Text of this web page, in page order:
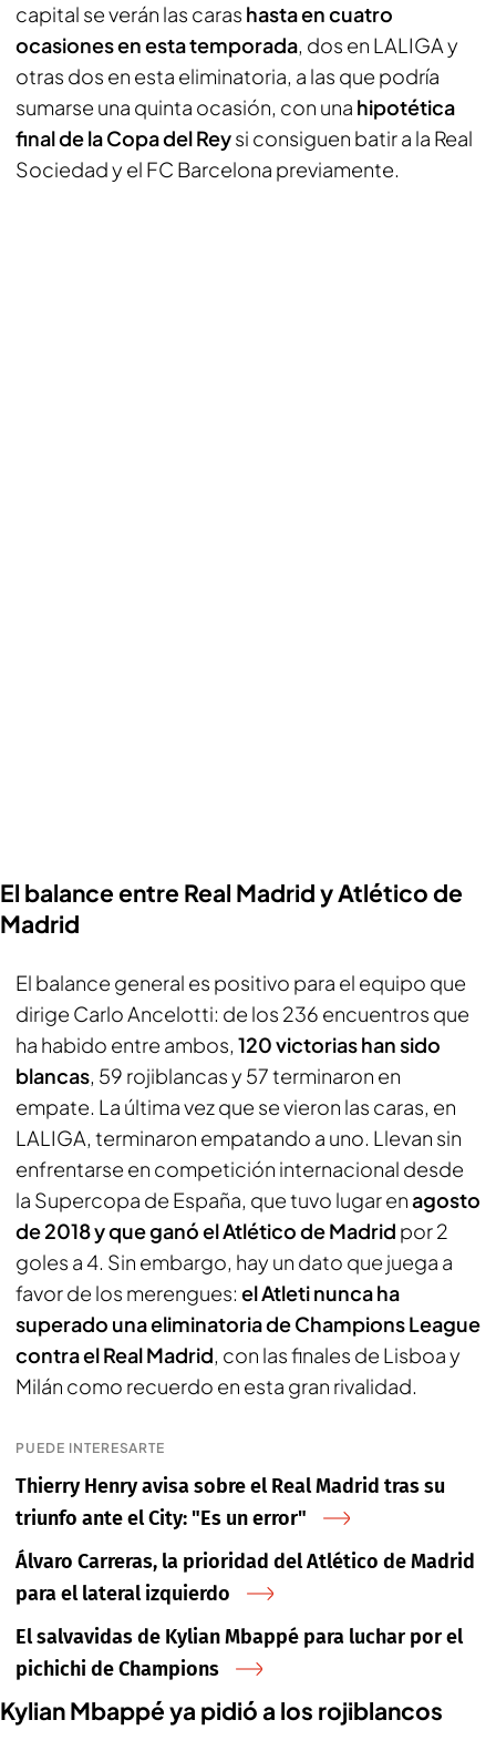
capital se verán las caras hasta en cuatro
ocasiones en esta temporada, dos en LALIGA y
otras dos en esta eliminatoria, a las que podría
sumarse una quinta ocasión, con una hipotética
final de la Copa del Reysi consiguen batir a la Real
Sociedad y el FC Barcelona previamente.
El balance entre Real Madrid y Atlético de
Madrid
El balance general es positivo para el equipo que
dirige Carlo Ancelotti: de los 236 encuentros que
ha habido entre ambos, 120 victorias han sido
blancas, 59 rojiblancas y 57 terminaron en
empate. La última vez que se vieron las caras, en
LALIGA, terminaron empatando a uno. Llevan sin
enfrentarse en competición internacional desde
la Supercopa de España, que tuvo lugar enagosto
de 2018 y que ganó el Atlético de Madrid por 2
goles a 4. Sin embargo, hay un dato que juega a
favor de los merengues: el Atleti nunca ha
superado una eliminatoria de Champions League
contra el Real Madrid, con las finales de Lisboa y
Milán como recuerdo en esta gran rivalidad.
PUEDE INTERESARTE
Thierry Henry avisa sobre el Real Madrid tras su
triunfo ante el City: "Es un error"
Álvaro Carreras, la prioridad del Atlético de Madrid
para el lateral izquierdo
El salvavidas de Kylian Mbappé para luchar por el
pichichi de Champions
Kylian Mbappé ya pidió a los rojiblancos